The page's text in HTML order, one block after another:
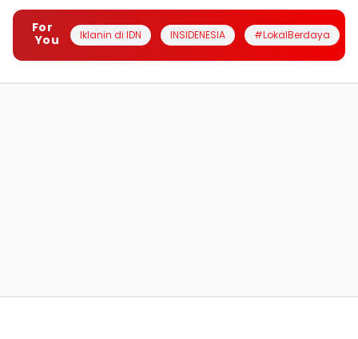
For
You
Iklanin di IDN INSIDENESIA #LokalBerdaya